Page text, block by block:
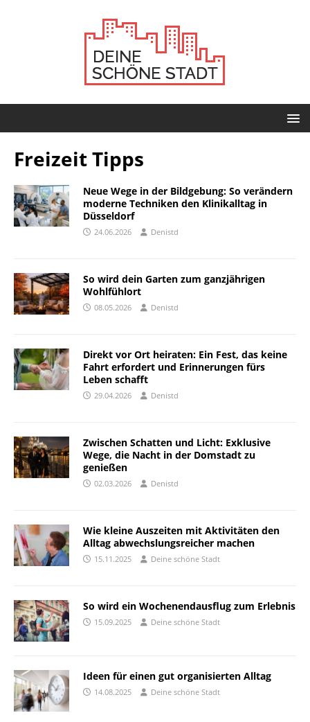
Freizeit Tipps
Neue Wege in der Bildgebung: So verändern
moderne Techniken den Klinikalltag in
Düsseldorf
24.06.2026 Denistd
So wird dein Garten zum ganzjährigen
Wohlfühlort
08.05.2026 Denistd
Direkt vor Ort heiraten: Ein Fest, das keine
Fahrt erfordert und Erinnerungen fürs
Leben schafft
29.04.2026 Denistd
Zwischen Schatten und Licht: Exklusive
Wege, die Nacht in der Domstadt zu
genießen
02.03.2026 Denistd
Wie kleine Auszeiten mit Aktivitäten den
Alltag abwechslungsreicher machen
15.11.2025 Deine schöne Stadt
So wird ein Wochenendausflug zum Erlebnis
15.09.2025 Deine schöne Stadt
Ideen für einen gut organisierten Alltag
14.08.2025 Deine schöne Stadt